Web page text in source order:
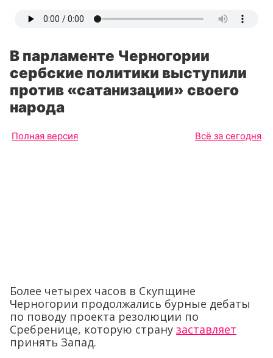
В парламенте Черногории
сербские политики выступили
против «сатанизации» своего
народа
Полная версия Всё за сегодня
Более четырех часов в Скупщине
Черногории продолжались бурные дебаты
по поводу проекта резолюции по
Сребренице, которую страну заставляет
принять Запад.